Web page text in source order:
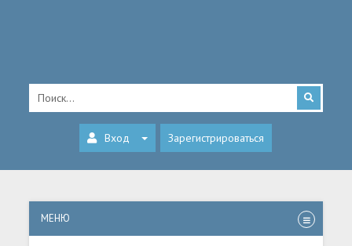
Вход Зарегистрироваться
МЕНЮ